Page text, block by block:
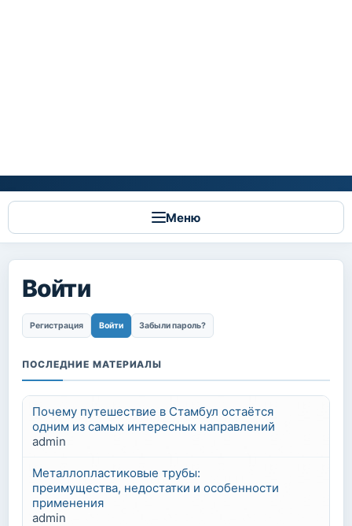
Меню
Войти
Главные вкладки
Регистрация Войти
(активная вкладка)
Забыли пароль?
ПОСЛЕДНИЕ МАТЕРИАЛЫ
Почему путешествие в Стамбул остаётся
одним из самых интересных направлений
admin
Металлопластиковые трубы:
преимущества, недостатки и особенности
применения
admin